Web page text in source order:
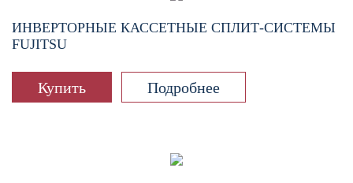
ИНВЕРТОРНЫЕ КАССЕТНЫЕ СПЛИТ-СИСТЕМЫ
FUJITSU
Купить Подробнее